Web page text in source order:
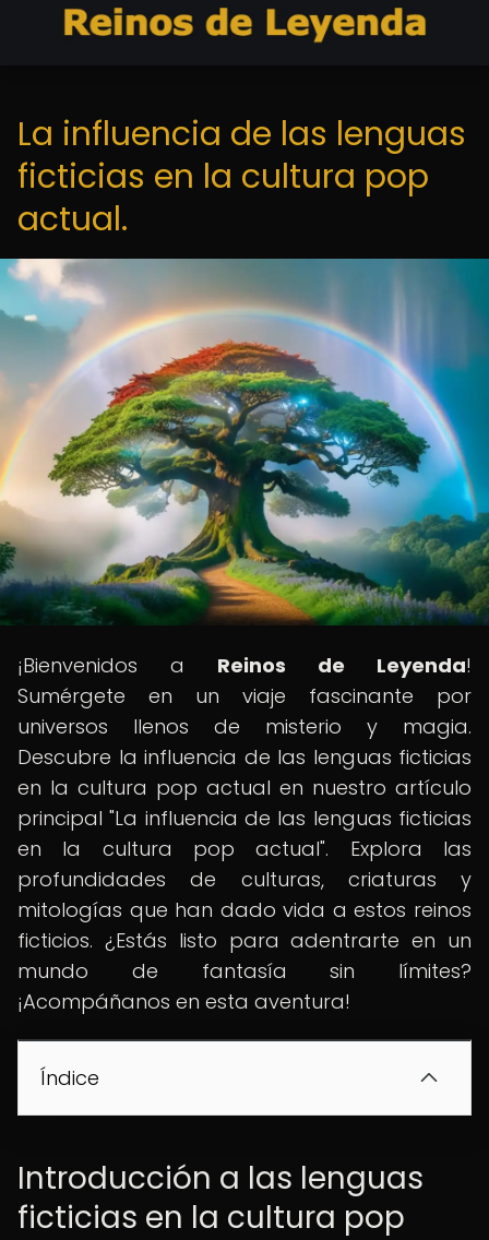
La influencia de las lenguas
ficticias en la cultura pop
actual.
¡Bienvenidos a Reinos de Leyenda!
Sumérgete en un viaje fascinante por
universos llenos de misterio y magia.
Descubre la influencia de las lenguas ficticias
en la cultura pop actual en nuestro artículo
principal "La influencia de las lenguas ficticias
en la cultura pop actual". Explora las
profundidades de culturas, criaturas y
mitologías que han dado vida a estos reinos
ficticios. ¿Estás listo para adentrarte en un
mundo de fantasía sin límites?
¡Acompáñanos en esta aventura!
Índice
Introducción a las lenguas
ficticias en la cultura pop